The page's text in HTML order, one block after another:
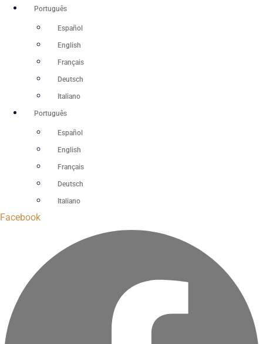
conteúdo
Português
Español
English
Français
Deutsch
Italiano
Português
Español
English
Français
Deutsch
Italiano
Facebook